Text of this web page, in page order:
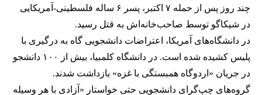
چند روز پس از حمله ۷ اکتبر، پسر ۶ ساله فلسطینی-آمریکایی
در شیکاگو توسط صاحب‌خانه‌اش به قتل رسید.
در دانشگاه‌های آمریکا، اعتراضات دانشجویی گاه به درگیری با
پلیس کشیده شده است. در دانشگاه کلمبیا، بیش از ۱۰۰ دانشجو
در جریان «اردوگاه همبستگی با غزه» بازداشت شدند.
گروه‌های چپ‌گرای دانشجویی حتی خواستار «آزادی با هر وسیله